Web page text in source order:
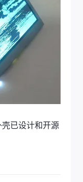
已设计和开源